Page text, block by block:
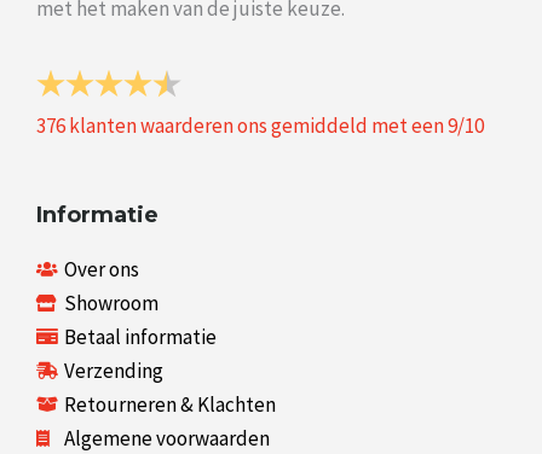
met het maken van de juiste keuze.
376klanten waarderen ons gemiddeld met een9/10
Informatie
Over ons
Showroom
Betaal informatie
Verzending
Retourneren & Klachten
Algemene voorwaarden